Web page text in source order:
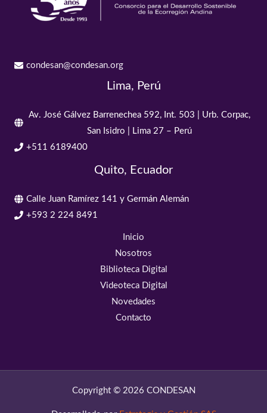
condesan@condesan.org
Lima, Perú
Av. José Gálvez Barrenechea 592, Int. 503 | Urb. Corpac,
San Isidro | Lima 27 – Perú
+511 6189400
Quito, Ecuador
Calle Juan Ramírez 141 y Germán Alemán
+593 2 224 8491
Inicio
Nosotros
Biblioteca Digital
Videoteca Digital
Novedades
Contacto
Copyright © 2026 CONDESAN